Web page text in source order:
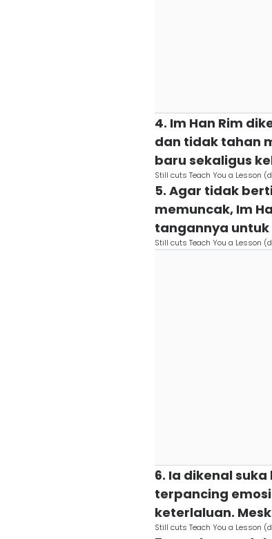
4. Im Han Rim
dan tidak tahan
baru sekaligus
Still cuts Teach You a Lesson
5. Agar tidak
memuncak, Im
tangannya
Still cuts Teach You a Lesson
6. Ia dikenal
terpancing
keterlaluan.
Still cuts Teach You a Lesson